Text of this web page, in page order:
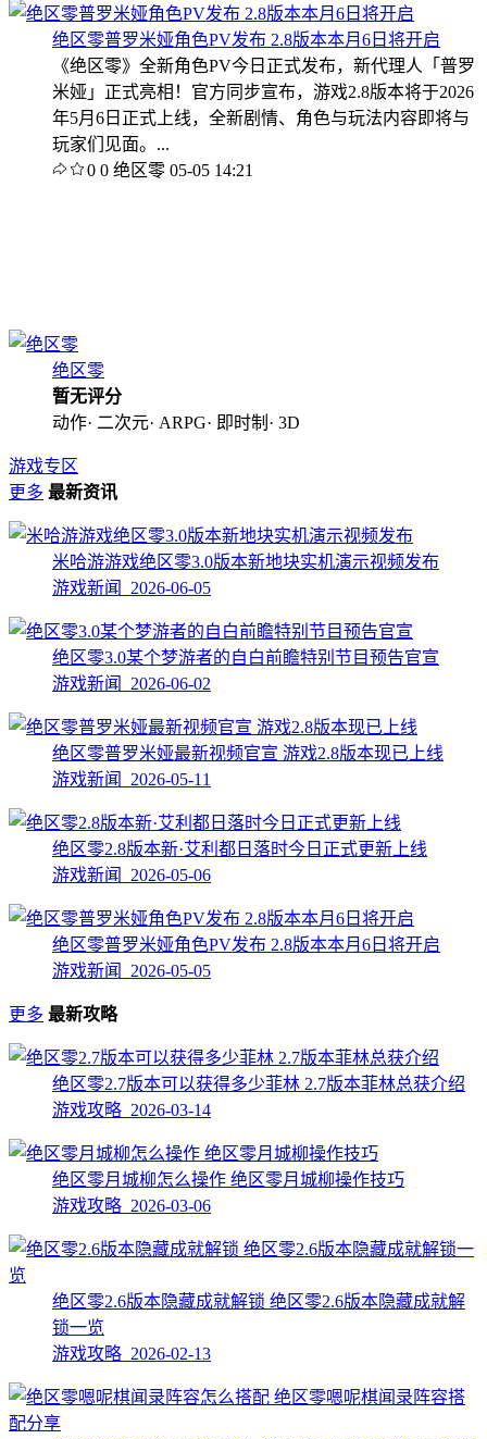
绝区零普罗米娅角色PV发布 2.8版本本月6日将开启
《绝区零》全新角色PV今日正式发布，新代理人「普罗
米娅」正式亮相！官方同步宣布，游戏2.8版本将于2026
年5月6日正式上线，全新剧情、角色与玩法内容即将与
玩家们见面。...
0 0 绝区零 05-05 14:21
绝区零
暂无评分
动作· 二次元· ARPG· 即时制· 3D
游戏专区
更多 最新资讯
米哈游游戏绝区零3.0版本新地块实机演示视频发布
游戏新闻 2026-06-05
绝区零3.0某个梦游者的自白前瞻特别节目预告官宣
游戏新闻 2026-06-02
绝区零普罗米娅最新视频官宣 游戏2.8版本现已上线
游戏新闻 2026-05-11
绝区零2.8版本新·艾利都日落时今日正式更新上线
游戏新闻 2026-05-06
绝区零普罗米娅角色PV发布 2.8版本本月6日将开启
游戏新闻 2026-05-05
更多 最新攻略
绝区零2.7版本可以获得多少菲林 2.7版本菲林总获介绍
游戏攻略 2026-03-14
绝区零月城柳怎么操作 绝区零月城柳操作技巧
游戏攻略 2026-03-06
绝区零2.6版本隐藏成就解锁 绝区零2.6版本隐藏成就解
锁一览
游戏攻略 2026-02-13